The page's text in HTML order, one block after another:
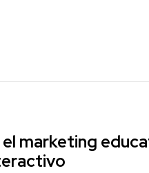
el marketing